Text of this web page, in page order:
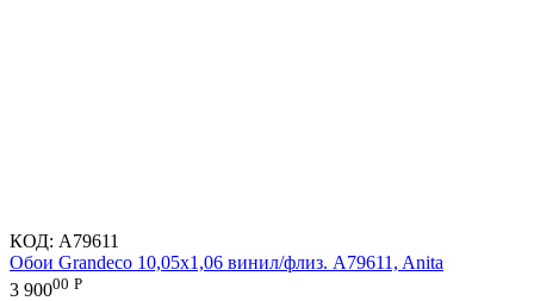
КОД: A79611
Обои Grandeco 10,05х1,06 винил/флиз. A79611, Anita
3 90000 Р